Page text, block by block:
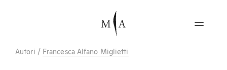
Autori / Francesca Alfano Miglietti